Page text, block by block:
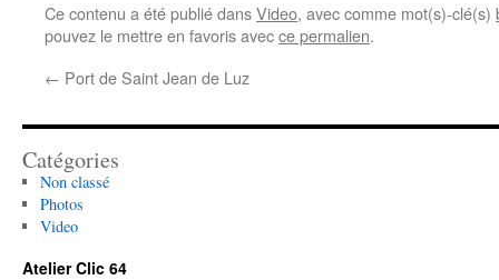
Ce contenu a été publié dansVideo, avec comme mot(s)-clé(s)
pouvez le mettre en favoris avecce permalien.
← Port de Saint Jean de Luz
Catégories
Non classé
Photos
Video
Atelier Clic 64